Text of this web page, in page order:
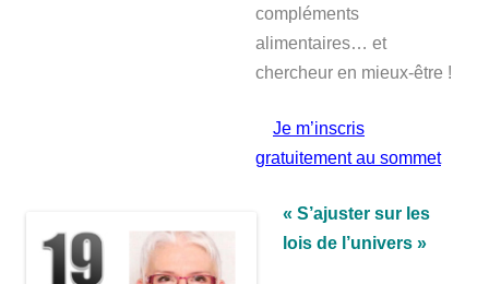
compléments
alimentaires… et
chercheur en mieux-être !
Je m’inscris
gratuitement au sommet
« S’ajuster sur les
lois de l’univers »